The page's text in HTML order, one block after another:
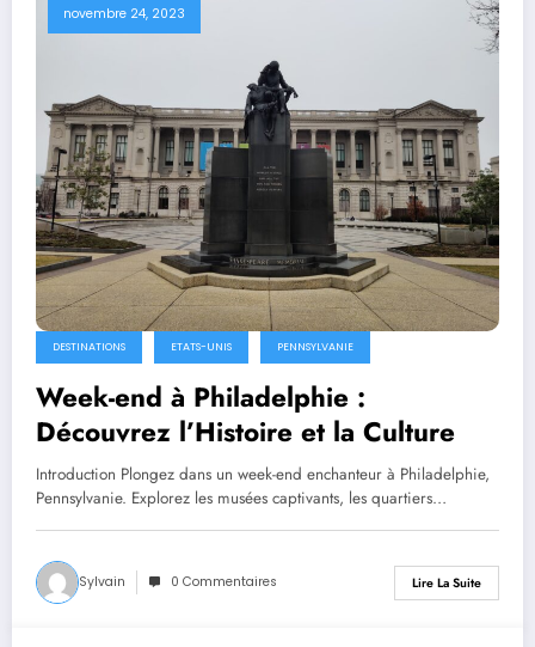
novembre 24, 2023
DESTINATIONS ETATS-UNIS PENNSYLVANIE
Week-end à Philadelphie :
Découvrez l’Histoire et la Culture
Introduction Plongez dans un week-end enchanteur à Philadelphie,
Pennsylvanie. Explorez les musées captivants, les quartiers…
Sylvain 0 Commentaires Lire La Suite